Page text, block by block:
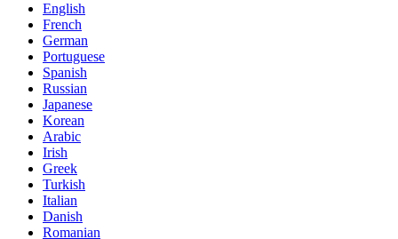
English
French
German
Portuguese
Spanish
Russian
Japanese
Korean
Arabic
Irish
Greek
Turkish
Italian
Danish
Romanian